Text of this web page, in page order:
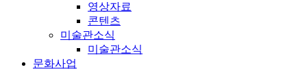
영상자료
콘텐츠
미술관소식
미술관소식
문화사업